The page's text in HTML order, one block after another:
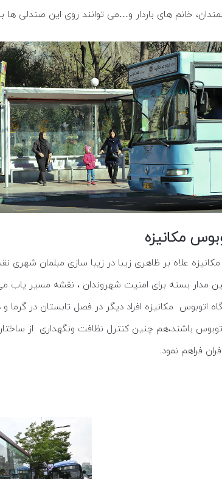
خانم های باردار و…می توانند روی این صندلی ها
مکانیزه
علاه بر ظاهری زیبا در زیبا سازی مبلمان
مدار بسته برای امنیت شهروندان ، نقشه مسیر
اتوبوس مکانیزه افراد دیگر در فصل تابستان در
اتوبوس باشند،هم چنین کنترل نظافت ونگهداری از
فراهم نمود.